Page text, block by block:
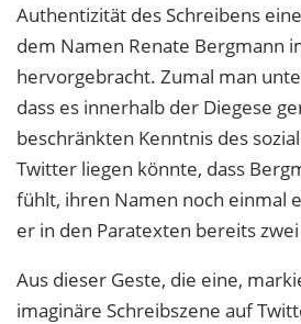
Authentizität des Schreibens
dem Namen Renate Bergmann
hervorgebracht. Zumal man
dass es innerhalb der Diegese
beschränkten Kenntnis des
Twitter liegen könnte, dass
fühlt, ihren Namen noch einmal
er in den Paratexten bereits
Aus dieser Geste, die eine,
imaginäre Schreibszene auf